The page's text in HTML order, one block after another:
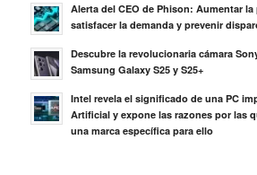
Alerta del CEO de Phison: Aumentar
satisfacer la demanda y prevenir
Descubre la revolucionaria cámara
Samsung Galaxy S25 y S25+
Intel revela el significado de una PC
Artificial y expone las razones por las
una marca específica para ello